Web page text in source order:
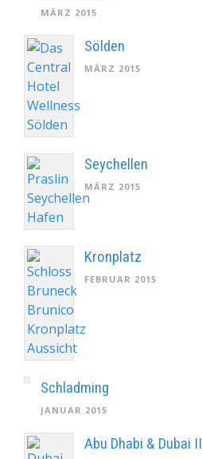
MÄRZ 2015
Sölden
MÄRZ 2015
Seychellen
MÄRZ 2015
Kronplatz
FEBRUAR 2015
Schladming
JANUAR 2015
Abu Dhabi & Dubai II